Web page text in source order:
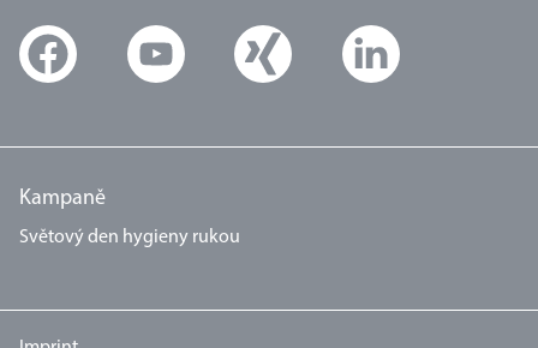
Kampaně
Světový den hygieny rukou